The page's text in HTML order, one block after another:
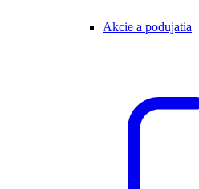
Akcie a podujatia